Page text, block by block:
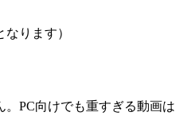
ります）
PC向けでも重すぎる動画は